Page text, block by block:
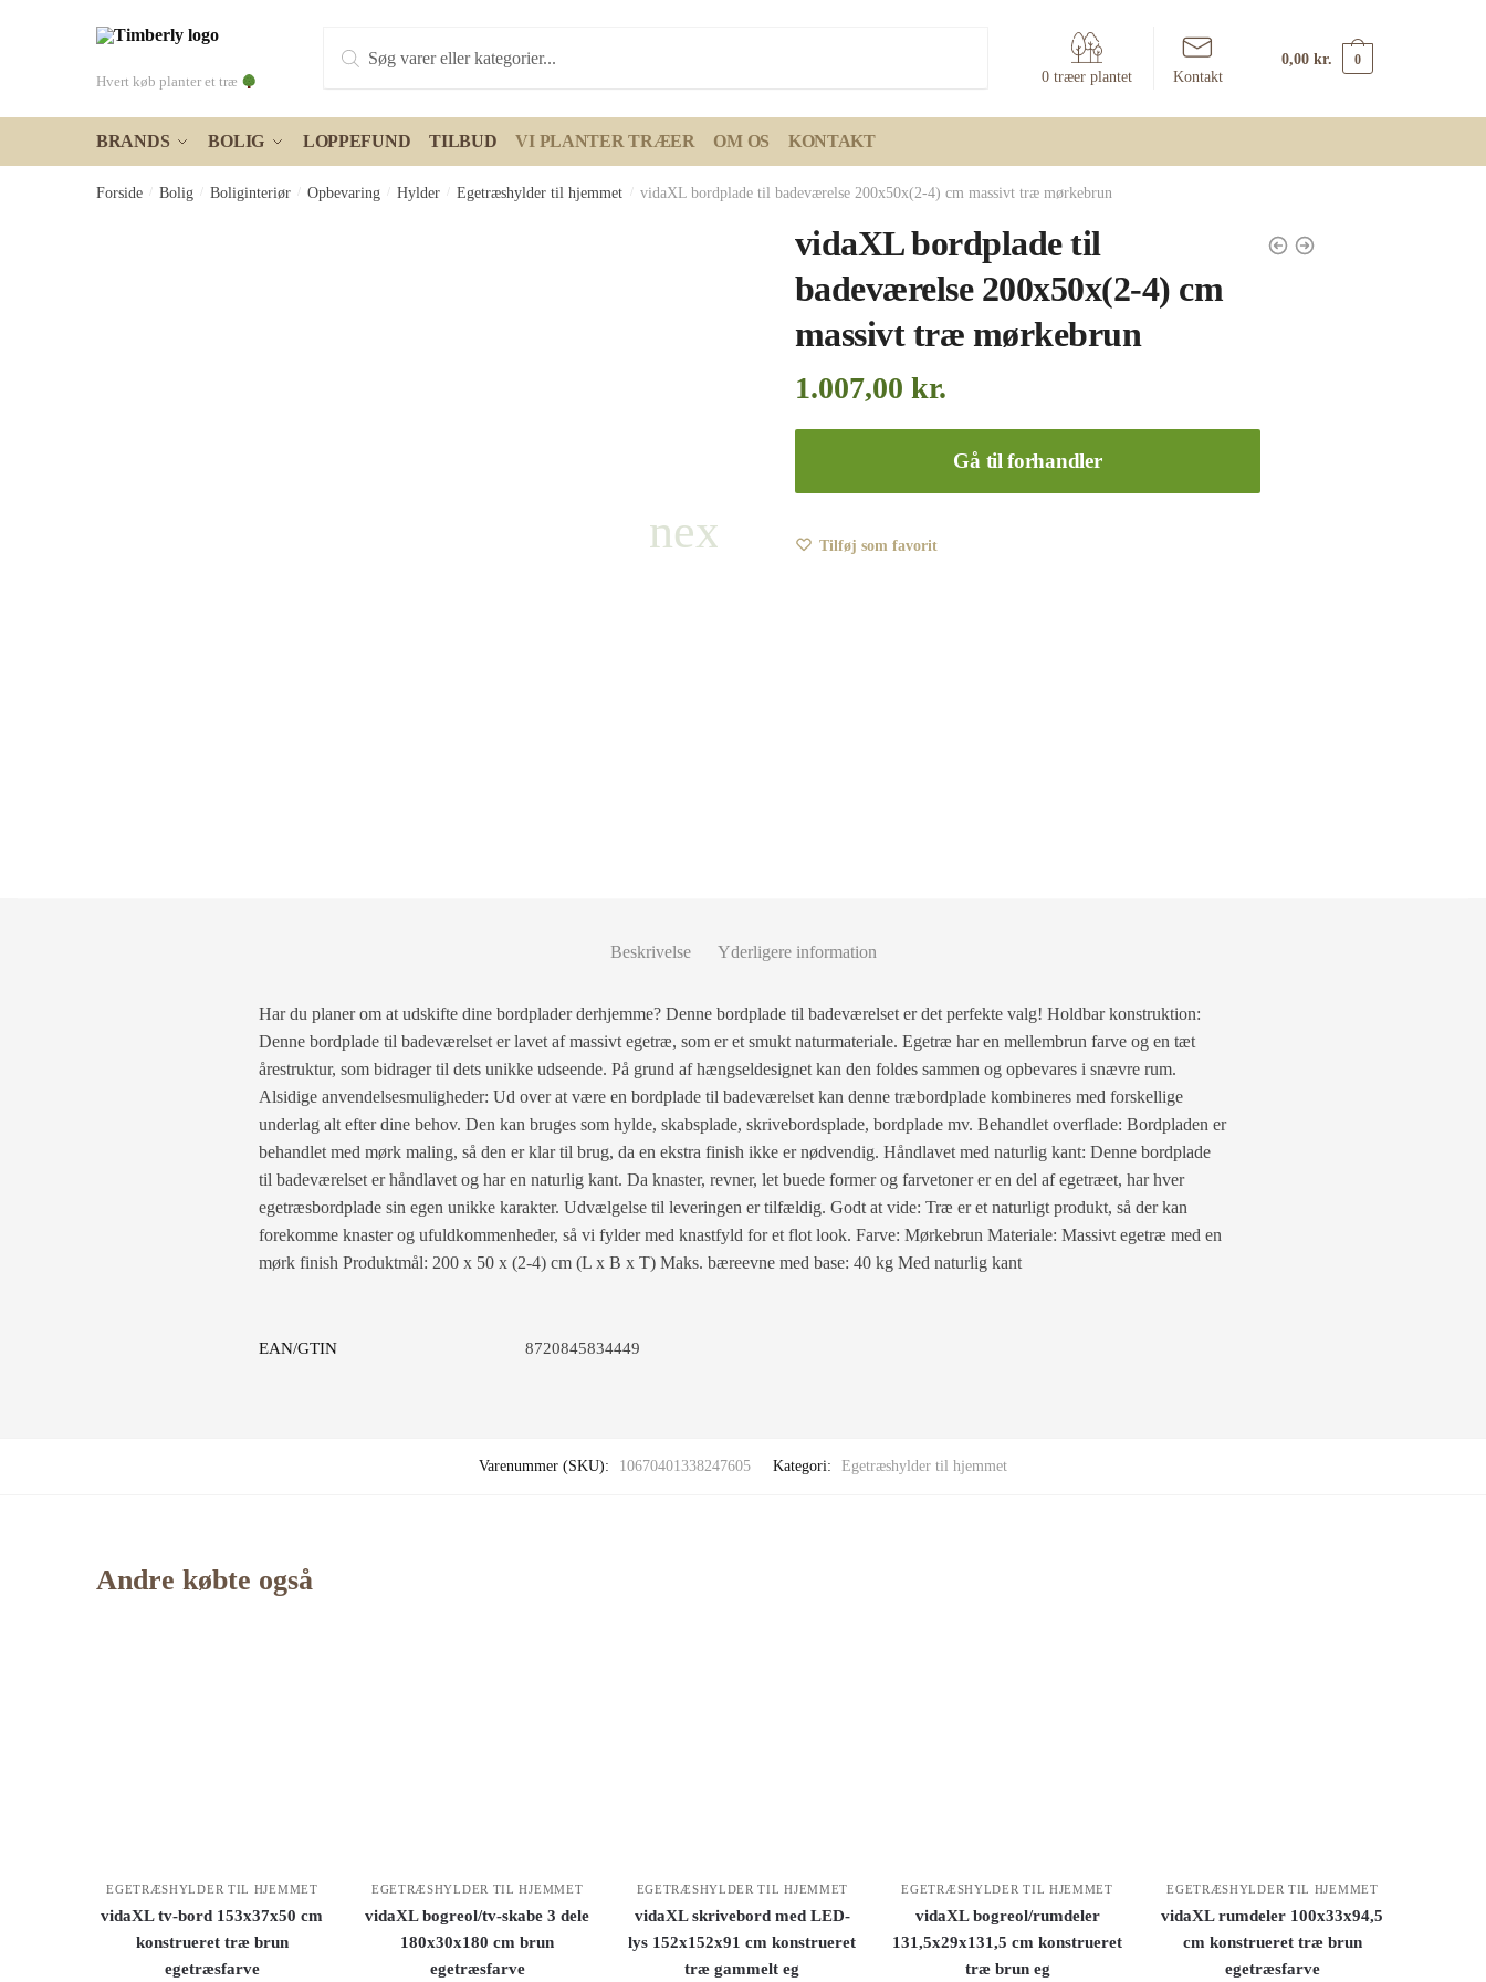
Hvert køb planter et træ
search
0 træer plantet Kontakt
0,00 kr. 0
BRANDS BOLIG LOPPEFUND TILBUD VI PLANTER TRÆER OM OS KONTAKT
Forside Bolig Boliginteriør Opbevaring Hylder Egetræshylder til hjemmet vidaXL bordplade til badeværelse 200x50x(2-4) cm massivt træ mørkebrun
vidaXL bordplade til
badeværelse 200x50x(2-4) cm
massivt træ mørkebrun
1.007,00 kr.
Gå til forhandler
Tilføj som favorit
Beskrivelse Yderligere information
Har du planer om at udskifte dine bordplader derhjemme? Denne bordplade til badeværelset er det perfekte valg! Holdbar konstruktion:
Denne bordplade til badeværelset er lavet af massivt egetræ, som er et smukt naturmateriale. Egetræ har en mellembrun farve og en tæt
årestruktur, som bidrager til dets unikke udseende. På grund af hængseldesignet kan den foldes sammen og opbevares i snævre rum.
Alsidige anvendelsesmuligheder: Ud over at være en bordplade til badeværelset kan denne træbordplade kombineres med forskellige
underlag alt efter dine behov. Den kan bruges som hylde, skabsplade, skrivebordsplade, bordplade mv. Behandlet overflade: Bordpladen er
behandlet med mørk maling, så den er klar til brug, da en ekstra finish ikke er nødvendig. Håndlavet med naturlig kant: Denne bordplade
til badeværelset er håndlavet og har en naturlig kant. Da knaster, revner, let buede former og farvetoner er en del af egetræet, har hver
egetræsbordplade sin egen unikke karakter. Udvælgelse til leveringen er tilfældig. Godt at vide: Træ er et naturligt produkt, så der kan
forekomme knaster og ufuldkommenheder, så vi fylder med knastfyld for et flot look. Farve: Mørkebrun Materiale: Massivt egetræ med en
mørk finish Produktmål: 200 x 50 x (2-4) cm (L x B x T) Maks. bæreevne med base: 40 kg Med naturlig kant
EAN/GTIN 8720845834449
Varenummer (SKU): 10670401338247605 Kategori: Egetræshylder til hjemmet
Andre købte også
EGETRÆSHYLDER TIL HJEMMET
vidaXL tv-bord 153x37x50 cm
konstrueret træ brun
egetræsfarve
EGETRÆSHYLDER TIL HJEMMET
vidaXL bogreol/tv-skabe 3 dele
180x30x180 cm brun
egetræsfarve
EGETRÆSHYLDER TIL HJEMMET
vidaXL skrivebord med LED-
lys 152x152x91 cm konstrueret
træ gammelt eg
EGETRÆSHYLDER TIL HJEMMET
vidaXL bogreol/rumdeler
131,5x29x131,5 cm konstrueret
træ brun eg
EGETRÆSHYLDER TIL HJEMMET
vidaXL rumdeler 100x33x94,5
cm konstrueret træ brun
egetræsfarve